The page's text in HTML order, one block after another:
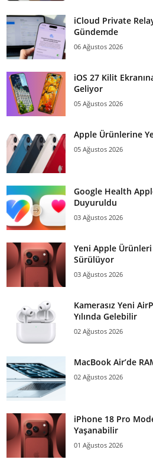
iCloud Private Relay
Gündemde
06 Ağustos 2026
iOS 27 Kilit
Geliyor
05 Ağustos 2026
Apple Ürünlerine
05 Ağustos 2026
Google Health
Duyuruldu
03 Ağustos 2026
Yeni Apple
Sürülüyor
03 Ağustos 2026
Kamerasız Yeni
Yılında Gelebilir
02 Ağustos 2026
MacBook Air’de
02 Ağustos 2026
iPhone 18 Pro
Yaşanabilir
01 Ağustos 2026